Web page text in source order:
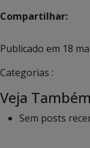
Compartilhar:
Publicado em 18
Categorias :
Veja Também
Sem posts